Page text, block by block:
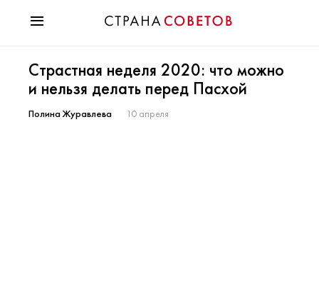
Мода
Звезды
Гороскопы
Страстная неделя 2020: что можно
и нельзя делать перед Пасхой
Полина Журавлева 10 апреля